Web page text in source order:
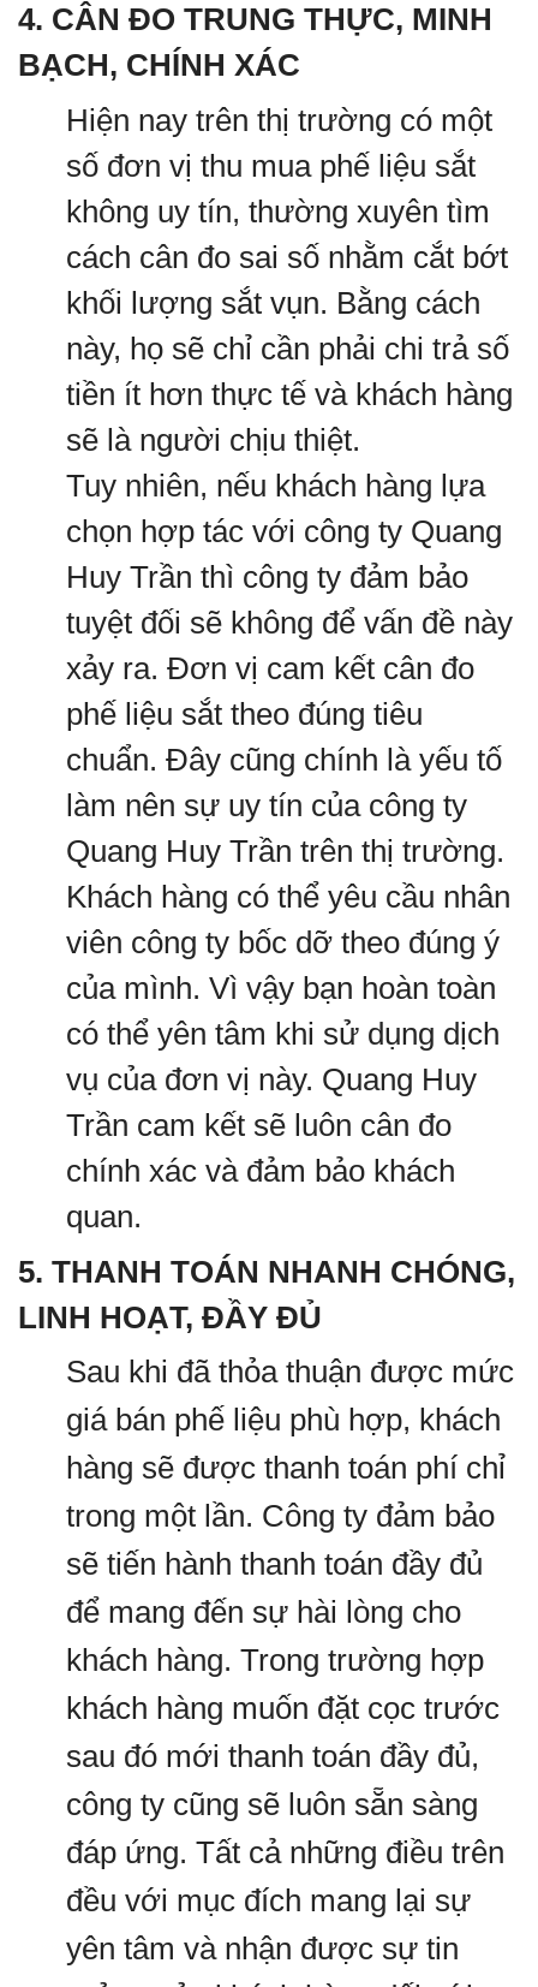
4. CÂN ĐO TRUNG THỰC, MINH
BẠCH, CHÍNH XÁC
Hiện nay trên thị trường có một
số đơn vị thu mua phế liệu sắt
không uy tín, thường xuyên tìm
cách cân đo sai số nhằm cắt bớt
khối lượng sắt vụn. Bằng cách
này, họ sẽ chỉ cần phải chi trả số
tiền ít hơn thực tế và khách hàng
sẽ là người chịu thiệt.
Tuy nhiên, nếu khách hàng lựa
chọn hợp tác với công ty Quang
Huy Trần thì công ty đảm bảo
tuyệt đối sẽ không để vấn đề này
xảy ra. Đơn vị cam kết cân đo
phế liệu sắt theo đúng tiêu
chuẩn. Đây cũng chính là yếu tố
làm nên sự uy tín của công ty
Quang Huy Trần trên thị trường.
Khách hàng có thể yêu cầu nhân
viên công ty bốc dỡ theo đúng ý
của mình. Vì vậy bạn hoàn toàn
có thể yên tâm khi sử dụng dịch
vụ của đơn vị này. Quang Huy
Trần cam kết sẽ luôn cân đo
chính xác và đảm bảo khách
quan.
5. THANH TOÁN NHANH CHÓNG,
LINH HOẠT, ĐẦY ĐỦ
Sau khi đã thỏa thuận được mức
giá bán phế liệu phù hợp, khách
hàng sẽ được thanh toán phí chỉ
trong một lần. Công ty đảm bảo
sẽ tiến hành thanh toán đầy đủ
để mang đến sự hài lòng cho
khách hàng. Trong trường hợp
khách hàng muốn đặt cọc trước
sau đó mới thanh toán đầy đủ,
công ty cũng sẽ luôn sẵn sàng
đáp ứng. Tất cả những điều trên
đều với mục đích mang lại sự
yên tâm và nhận được sự tin